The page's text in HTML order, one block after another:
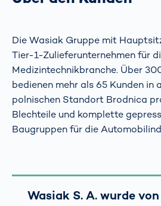
Die Wasiak Gruppe mit
Tier-1-Zulieferunternehmen für
Medizintechnikbranche. Über
bedienen mehr als 65 Kunden in
polnischen Standort Brodnica
Blechteile und komplette
Baugruppen für die
Wasiak S. A. wurde